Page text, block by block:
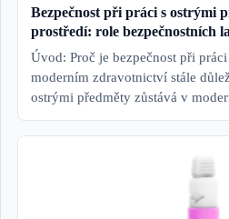
Bezpečnost při práci s ostrými
prostředí: role bezpečnostních
Úvod: Proč je bezpečnost při
moderním zdravotnictví stále
ostrými předměty zůstává v